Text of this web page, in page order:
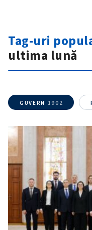
Tag-uri
ultima lună
GUVERN 1902